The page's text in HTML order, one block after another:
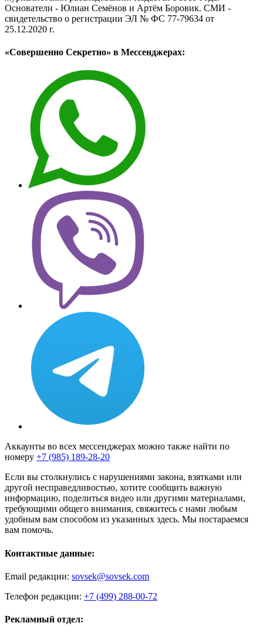
Основатели - Юлиан Семёнов и Артём Боровик. CМИ -
свидетельство о регистрации ЭЛ № ФС 77-79634 от
25.12.2020 г.
«Совершенно Секретно» в Мессенджерах:
Аккаунты во всех мессенджерах можно также найти по
номеру +7 (985) 189-28-20
Если вы столкнулись с нарушениями закона, взятками или
другой несправедливостью, хотите сообщить важную
информацию, поделиться видео или другими материалами,
требующими общего внимания, свяжитесь с нами любым
удобным вам способом из указанных здесь. Мы постараемся
вам помочь.
Контактные данные:
Email редакции: sovsek@sovsek.com
Телефон редакции: +7 (499) 288-00-72
Рекламный отдел: